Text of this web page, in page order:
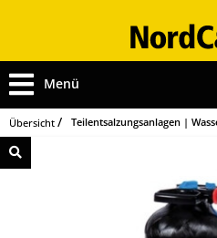
Menü
Übersicht Teilentsalzungsanlagen |